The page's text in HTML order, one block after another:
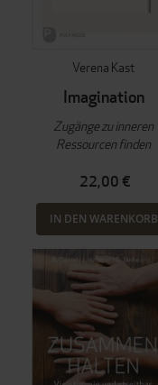
Verena Kast
Imagination
Zugänge zu inneren
Ressourcen finden
22,00 €
IN DEN WARENKORB